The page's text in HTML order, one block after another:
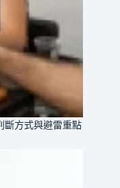
斷方式與避雷重點